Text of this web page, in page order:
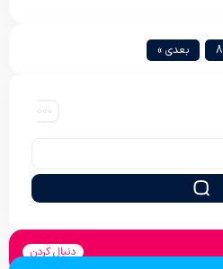
8 بعدی »
دنبال کردن